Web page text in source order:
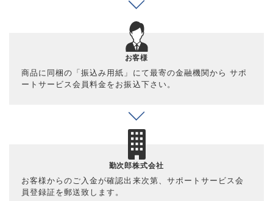
お客様
商品に同梱の「振込み用紙」にて最寄の金融機関から サポ
ートサービス会員料金をお振込下さい。
勤次郎株式会社
お客様からのご入金が確認出来次第、サポートサービス会
員登録証を郵送致します。